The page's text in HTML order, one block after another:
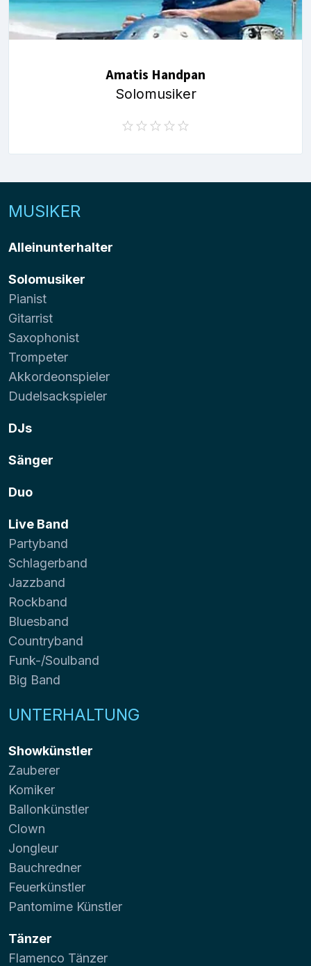
Amatis Handpan
Solomusiker
MUSIKER
Alleinunterhalter
Solomusiker
Pianist
Gitarrist
Saxophonist
Trompeter
Akkordeonspieler
Dudelsackspieler
DJs
Sänger
Duo
Live Band
Partyband
Schlagerband
Jazzband
Rockband
Bluesband
Countryband
Funk-/Soulband
Big Band
UNTERHALTUNG
Showkünstler
Zauberer
Komiker
Ballonkünstler
Clown
Jongleur
Bauchredner
Feuerkünstler
Pantomime Künstler
Tänzer
Flamenco Tänzer